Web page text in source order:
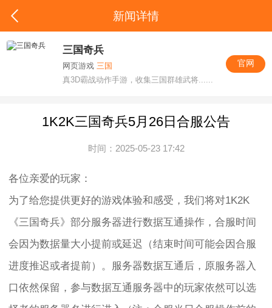
新闻详情
三国奇兵
网页游戏 三国
真3D霸战动作手游，收集三国群雄武将......
官网
1K2K三国奇兵5月26日合服公告
时间：2025-05-23 17:42
各位亲爱的玩家：
为了给您提供更好的游戏体验和感受，我们将对1K2K
《三国奇兵》部分服务器进行数据互通操作，合服时间
会因为数据量大小提前或延迟（结束时间可能会因合服
进度推迟或者提前）。服务器数据互通后，原服务器入
口依然保留，参与数据互通服务器中的玩家依然可以选